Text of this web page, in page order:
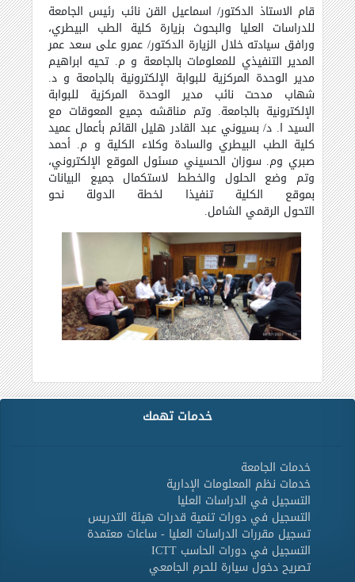
قام الاستاذ الدكتور/ اسماعيل القن نائب رئيس الجامعة
للدراسات العليا والبحوث بزيارة كلية الطب البيطري،
ورافق سيادته خلال الزيارة الدكتور/ عمرو على سعد عمر
المدير التنفيذي للمعلومات بالجامعة و م. تحيه ابراهيم
مدير الوحدة المركزية للبوابة الإلكترونية بالجامعة و د.
شهاب مدحت نائب مدير الوحدة المركزية للبوابة
الإلكترونية بالجامعة. وتم مناقشه جميع المعوقات مع
السيد ا. د/ بسيوني عبد القادر هليل القائم بأعمال عميد
كلية الطب البيطري والسادة وكلاء الكلية و م. أحمد
صبري وم. سوزان الحسيني مسئول الموقع الإلكتروني،
وتم وضع الحلول والخطط لاستكمال جميع البيانات
بموقع الكلية تنفيذا لخطة الدولة نحو
التحول الرقمي الشامل.
خدمات تهمك
خدمات الجامعة
خدمات نظم المعلومات الإدارية
التسجيل في الدراسات العليا
التسجيل في دورات تنمية قدرات هيئة التدريس
تسجيل مقررات الدراسات العليا - ساعات معتمدة
التسجيل في دورات الحاسب ICTT
تصريح دخول سيارة للحرم الجامعي